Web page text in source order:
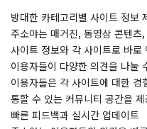
방대한 카테고리별 사이트 정보
주소야는 매거진, 동영상 콘텐
사이트 정보와 각 사이트로 바로
이용자들이 다양한 의견을 나눌
이용자들은 각 사이트에 대한
통할 수 있는 커뮤니티 공간을
빠른 피드백과 실시간 업데이트